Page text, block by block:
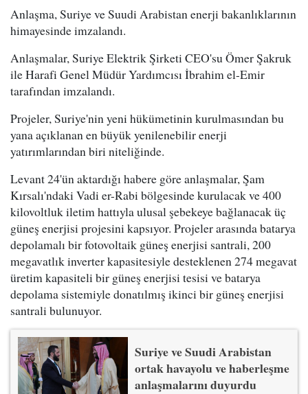
Anlaşma, Suriye ve Suudi Arabistan enerji bakanlıklarının
himayesinde imzalandı.
Anlaşmalar, Suriye Elektrik Şirketi CEO'su Ömer Şakruk
ile Harafi Genel Müdür Yardımcısı İbrahim el-Emir
tarafından imzalandı.
Projeler, Suriye'nin yeni hükümetinin kurulmasından bu
yana açıklanan en büyük yenilenebilir enerji
yatırımlarından biri niteliğinde.
Levant 24'ün aktardığı habere göre anlaşmalar, Şam
Kırsalı'ndaki Vadi er-Rabi bölgesinde kurulacak ve 400
kilovoltluk iletim hattıyla ulusal şebekeye bağlanacak üç
güneş enerjisi projesini kapsıyor. Projeler arasında batarya
depolamalı bir fotovoltaik güneş enerjisi santrali, 200
megavatlık inverter kapasitesiyle desteklenen 274 megavat
üretim kapasiteli bir güneş enerjisi tesisi ve batarya
depolama sistemiyle donatılmış ikinci bir güneş enerjisi
santrali bulunuyor.
Suriye ve Suudi Arabistan
ortak havayolu ve haberleşme
anlaşmalarını duyurdu